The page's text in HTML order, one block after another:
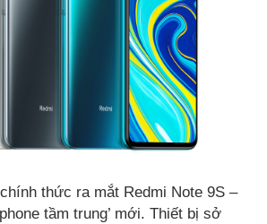
thức ra mắt Redmi Note 9S –
tầm trung’ mới. Thiết bị sở